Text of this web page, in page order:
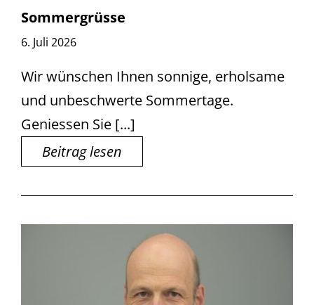
Sommergrüsse
6. Juli 2026
Wir wünschen Ihnen sonnige, erholsame
und unbeschwerte Sommertage.
Geniessen Sie [...]
Beitrag lesen